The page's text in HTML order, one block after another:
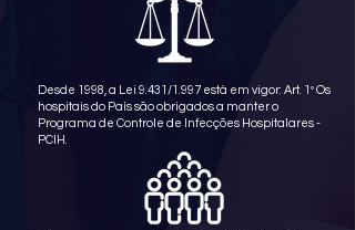
Desde 1998, a Lei 9.431/1.997 está em vigor: Art. 1º Os
hospitais do País são obrigados a manter o
Programa de Controle de Infecções Hospitalares -
PCIH.